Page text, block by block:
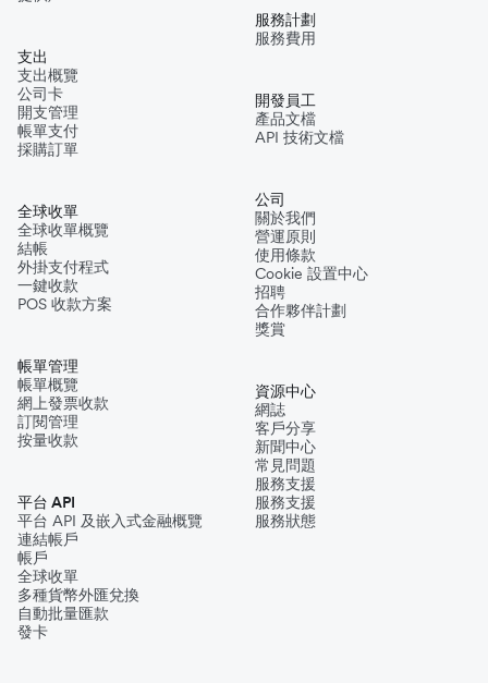
支出
支出概覽
公司卡
開支管理
帳單支付
採購訂單
全球收單
全球收單概覽
結帳
外掛支付程式
一鍵收款
POS 收款方案
帳單管理
帳單概覽
網上發票收款
訂閱管理
按量收款
平台 API
平台 API 及嵌入式金融概覽
連結帳戶
帳戶
全球收單
多種貨幣外匯兌換
自動批量匯款
發卡
服務計劃
服務費用
開發員工
產品文檔
API 技術文檔
公司
關於我們
營運原則
使用條款
Cookie 設置中心
招聘
合作夥伴計劃
獎賞
資源中心
網誌
客戶分享
新聞中心
常見問題
服務支援
服務支援
服務狀態